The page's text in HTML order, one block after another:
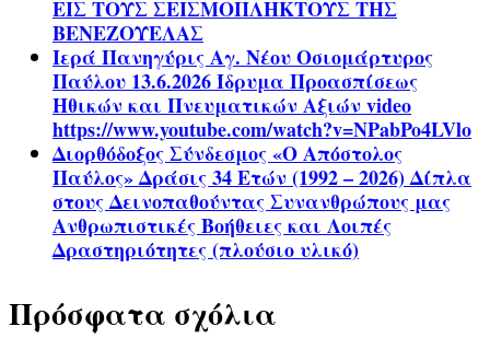
ΕΙΣ ΤΟΥΣ ΣΕΙΣΜΟΠΛΗΚΤΟΥΣ ΤΗΣ
ΒΕΝΕΖΟΥΕΛΑΣ
Ιερά Πανηγύρις Αγ. Νέου Οσιομάρτυρος
Παύλου 13.6.2026 Ίδρυμα Προασπίσεως
Ηθικών και Πνευματικών Αξιών video
https://www.youtube.com/watch?v=NPabPo4LVlo
Διορθόδοξος Σύνδεσμος «Ο Απόστολος
Παύλος» Δράσις 34 Ετών (1992 – 2026) Δίπλα
στους Δεινοπαθούντας Συνανθρώπους μας
Ανθρωπιστικές Βοήθειες και Λοιπές
Δραστηριότητες (πλούσιο υλικό)
Πρόσφατα σχόλια